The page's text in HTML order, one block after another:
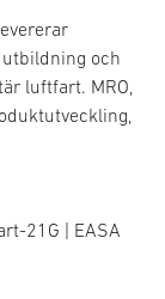
och
luftfart. MRO,
21G | EASA